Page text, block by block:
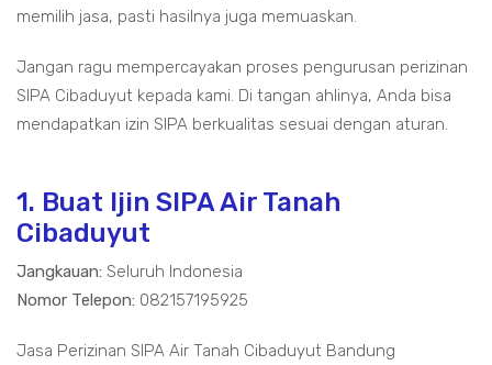
memilih jasa, pasti hasilnya juga memuaskan.
Jangan ragu mempercayakan proses pengurusan perizinan
SIPA Cibaduyut kepada kami. Di tangan ahlinya, Anda bisa
mendapatkan izin SIPA berkualitas sesuai dengan aturan.
1. Buat Ijin SIPA Air Tanah
Cibaduyut
Jangkauan: Seluruh Indonesia
Nomor Telepon: 082157195925
Jasa Perizinan SIPA Air Tanah Cibaduyut Bandung